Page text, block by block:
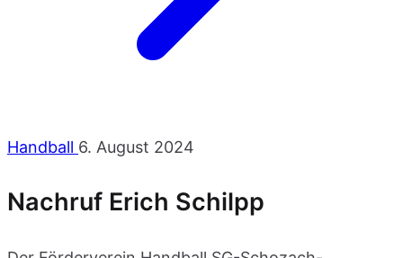
Handball 6. August 2024
Nachruf Erich Schilpp